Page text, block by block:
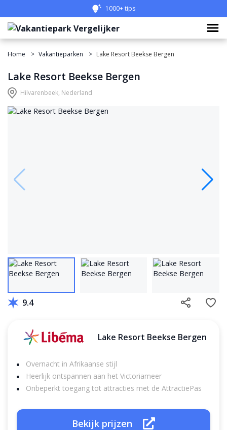
Eenvoudig vergelijken
Home Vakantieparken Lake Resort Beekse Bergen
Lake Resort Beekse Bergen
Hilvarenbeek, Nederland
9.4
Lake Resort Beekse Bergen
Overnacht in Afrikaanse stijl
Heerlijk ontspannen aan het Victoriameer
Onbeperkt toegang tot attracties met de AttractiePas
Bekijk prijzen